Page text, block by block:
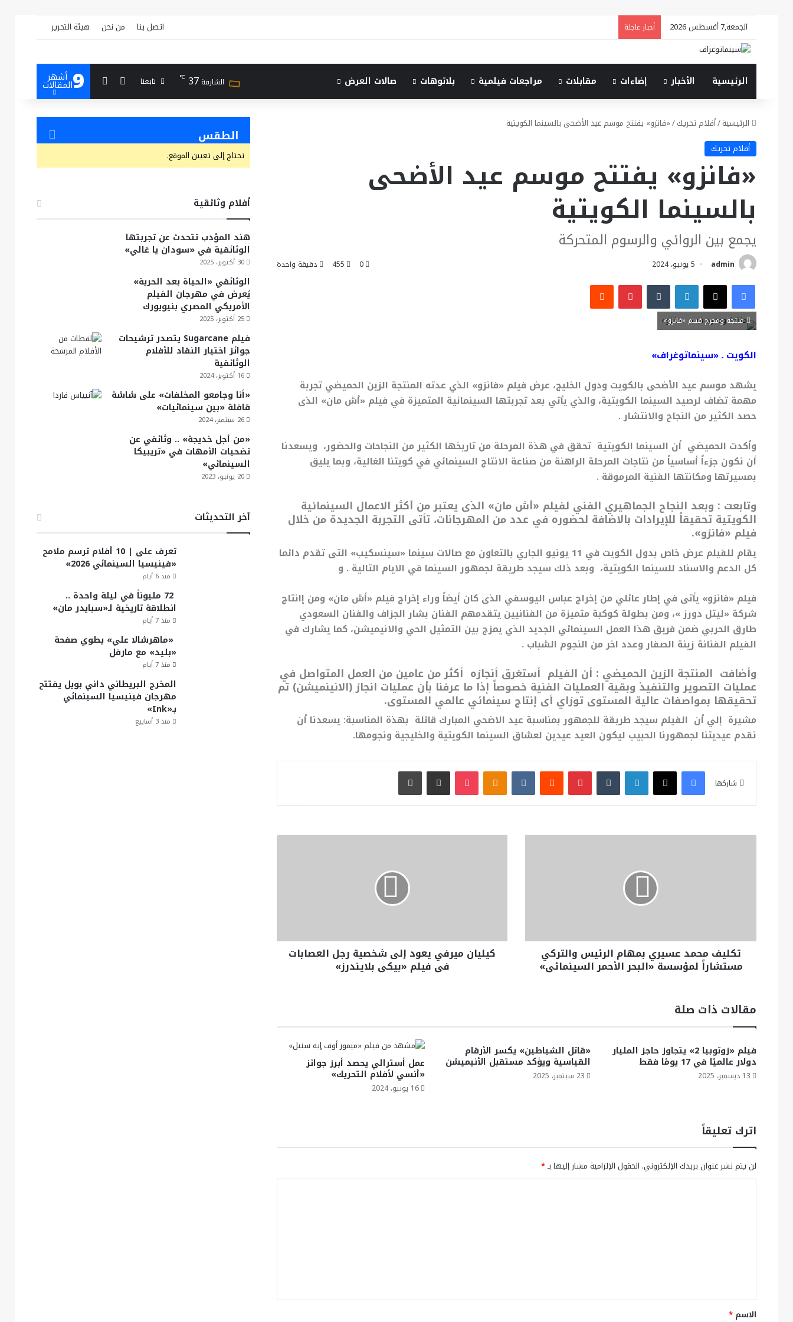
الجمعة,7 أغسطس 2026 أخبار عاجلة اتصل بنا من نحن هيئة التحرير
الرئيسية الأخبار إضاءات مقابلات مراجعات فيلمية بلاتوهات صالات العرض الشارقة 37
℃ تابعنا إضافة عمود جانبي
بحث عن
9 أشهر
المقالات
الرئيسية/أفلام تحريك/«فانزو» يفتتح موسم عيد الأضحى بالسينما الكويتية
أفلام تحريك
«فانزو» يفتتح موسم عيد الأضحى
بالسينما الكويتية
يجمع بين الروائي والرسوم المتحركة
admin 5 يونيو، 2024 0
455 دقيقة واحدة
فيسبوكX لينكدإن بينتيريست
منتجة ومخرج فيلم «فانزو»
الكويت ـ «سينماتوغراف»
يشهد موسم عيد الأضحى بالكويت ودول الخليج، عرض فيلم «فانزو» الذي عدته المنتجة الزين الحميضي تجربة
مهمة تضاف لرصيد السينما الكويتية، والذي يأتي بعد تجربتها السينمائية المتميزة في فيلم «أش مان» الذى
حصد الكثير من النجاح والانتشار .
وأكدت الحميضي أن السينما الكويتية تحقق في هذة المرحلة من تاريخها الكثير من النجاحات والحضور، ويسعدنا
أن نكون جزءاً أساسياً من نتاجات المرحلة الراهنة من صناعة الانتاج السينمائي في كويتنا الغالية، وبما يليق
بمسيرتها ومكانتها الفنية المرموقة .
وتابعت : وبعد النجاح الجماهيري الفني لفيلم «أش مان» الذى يعتبر من أكثر الاعمال السينمائية
الكويتية تحقيقاً للإيرادات بالاضافة لحضوره في عدد من المهرجانات، تأتى التجربة الجديدة من خلال
فيلم «فانزو».
يقام للفيلم عرض خاص بدول الكويت في 11 يونيو الجاري بالتعاون مع صالات سينما «سينسكيب» التى تقدم دائما
كل الدعم والاسناد للسينما الكويتية، وبعد ذلك سيجد طريقة لجمهور السينما في الايام التالية . و
فيلم «فانزو» يأتى في إطار عائلي من إخراج عباس اليوسفي الذى كان أيضاً وراء إخراج فيلم «أش مان» ومن إانتاج
شركة «ليتل دورز»، ومن بطولة كوكبة متميزة من الفنانيين يتقدمهم الفنان بشار الجزاف والفنان السعودي
طارق الحربي ضمن فريق هذا العمل السينمائي الجديد الذي يمزج بين التمثيل الحي والانيميشن، كما يشارك في
الفيلم الفنانة زينة الصفار وعدد اخر من النجوم الشباب .
وأضافت المنتجة الزين الحميضي : أن الفيلم أستغرق أنجازه أكثر من عامين من العمل المتواصل في
عمليات التصوير والتنفيذ وبقية العمليات الفنية خصوصاً إذا ما عرفنا بأن عمليات انجاز (الانينميشن) تم
تحقيقها بمواصفات عالية المستوى توزاي أى إنتاج سينمائي عالمي المستوى.
مشيرة إلي أن الفيلم سيجد طريقة للجمهور بمناسبة عيد الاضحي المبارك قائلة بهذة المناسبة: يسعدنا أن
نقدم عيديتنا لجمهورنا الحبيب ليكون العيد عيدين لعشاق السينما الكويتية والخليجية ونجومها.
شاركها
فيسبوكX لينكدإن بينتيريست Odnoklassniki
بوكيت مشاركة عبر البريد طباعة
تكليف محمد عسيري بمهام الرئيس والتركي
مستشاراً لمؤسسة «البحر الأحمر السينمائي»
كيليان ميرفي يعود إلى شخصية رجل العصابات
في فيلم «بيكي بلايندرز»
مقالات ذات صلة
فيلم «زوتوبيا 2» يتجاوز حاجز المليار
دولار عالميًا في 17 يومًا فقط
13 ديسمبر، 2025
«قاتل الشياطين» يكسر الأرقام
القياسية ويؤكد مستقبل الأنيميشن
23 سبتمبر، 2025
عمل أسترالي يحصد أبرز جوائز
«أنسي لأفلام التحريك»
16 يونيو، 2024
اترك تعليقاً
لن يتم نشر عنوان بريدك الإلكتروني. الحقول الإلزامية مشار إليها بـ*
*
الاسم *
الطقس
تحتاج إلى تعيين الموقع.
أفلام وثائقية
هند المؤدب تتحدث عن تجربتها
الوثائقية في «سودان يا غالي»
30 أكتوبر، 2025
الوثائقي «الحياة بعد الحرية»
يُعرض في مهرجان الفيلم
الأمريكي المصري بنيويورك
25 أكتوبر، 2025
فيلم Sugarcane يتصدر ترشيحات
جوائز اختيار النقاد للأفلام
الوثائقية
16 أكتوبر، 2024
«أنا وجامعو المخلفات» على شاشة
قافلة «بين سينمائيات»
26 سبتمبر، 2024
«من أجل خديجة» .. وثائقي عن
تضحيات الأمهات في «تريبيكا
السينمائي»
20 يونيو، 2023
آخر التحديثات
تعرف على | 10 أفلام ترسم ملامح
«فينيسيا السينمائي 2026»
منذ 6 أيام
72 مليوناً في ليلة واحدة ..
انطلاقة تاريخية لـ«سبايدر مان»
منذ 7 أيام
«ماهرشالا علي» يطوي صفحة
«بليد» مع مارفل
منذ 7 أيام
المخرج البريطاني داني بويل يفتتح
مهرجان فينيسيا السينمائي
بـ«Ink»
منذ 3 أسابيع